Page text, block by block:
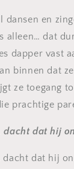
dansen en
alleen… dat
dapper vast
binnen dat
ze toegang
prachtige
dacht dat hij
dacht dat hij